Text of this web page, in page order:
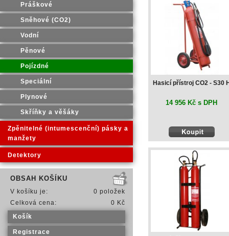
Práškové
Sněhové (CO2)
Vodní
Pěnové
Pojízdné
Speciální
Plynové
Skříňky a věšáky
Zpěnitelné (intumescenční) pásky a
manžety
Detektory
OBSAH KOŠÍKU
V košíku je:
0 položek
Celková cena:
0 Kč
Košík
Registrace
Hasicí přístroj CO2 - S30
14 956 Kč s DPH